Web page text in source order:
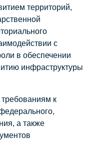
территорий,
с
в обеспечении
инфраструктуры
к
а также